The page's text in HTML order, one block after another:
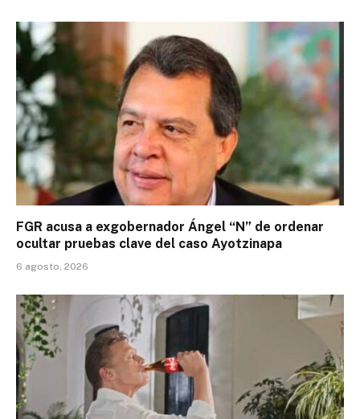
FGR acusa a exgobernador Ángel “N” de ordenar
ocultar pruebas clave del caso Ayotzinapa
6 agosto, 2026